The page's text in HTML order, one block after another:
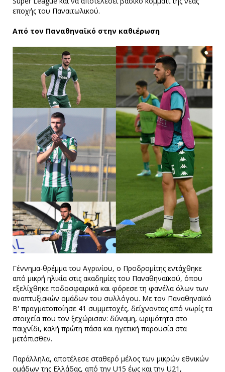
εποχής του Παναιτωλικού.
Από τον Παναθηναϊκό στην καθιέρωση
Γέννημα-θρέμμα του Αγρινίου, ο Προδρομίτης εντάχθηκε
από μικρή ηλικία στις ακαδημίες του Παναθηναϊκού, όπου
εξελίχθηκε ποδοσφαιρικά και φόρεσε τη φανέλα όλων των
αναπτυξιακών ομάδων του συλλόγου. Με τον Παναθηναϊκό
Β' πραγματοποίησε 41 συμμετοχές, δείχνοντας από νωρίς τα
στοιχεία που τον ξεχώρισαν: δύναμη, ωριμότητα στο
παιχνίδι, καλή πρώτη πάσα και ηγετική παρουσία στα
μετόπισθεν.
Παράλληλα, αποτέλεσε σταθερό μέλος των μικρών εθνικών
ομάδων της Ελλάδας, από την U15 έως και την U21,